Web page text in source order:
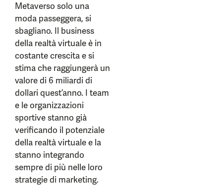
Metaverso solo una
moda passeggera, si
sbagliano. Il business
della realtà virtuale è in
costante crescita e si
stima che raggiungerà un
valore di 6 miliardi di
dollari quest’anno. I team
e le organizzazioni
sportive stanno già
verificando il potenziale
della realtà virtuale e la
stanno integrando
sempre di più nelle loro
strategie di marketing.